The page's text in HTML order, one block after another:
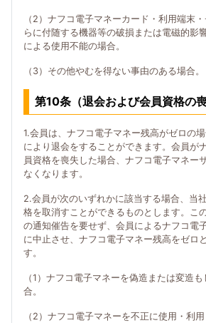
（2）ナフコ電子マネーカード・利用端末
らに付随する機器等の破損または電磁的影
による使用不能の場合。
（3）その他やむを得ない事由のある場合。
第10条（退会および会員資格の喪
1.会員は、ナフコ電子マネー残高がゼロの
により退会をすることができます。会員が
員資格を喪失した場合、ナフコ電子マネー
なくなります。
2.会員が次のいずれかに該当する場合、当
格を取消すことができるものとします。こ
の通知催告を要せず、会員によるナフコ電
に中止させ、ナフコ電子マネー残高をゼロ
す。
（1）ナフコ電子マネーを偽造または変造
合。
（2）ナフコ電子マネーを不正に使用・利用